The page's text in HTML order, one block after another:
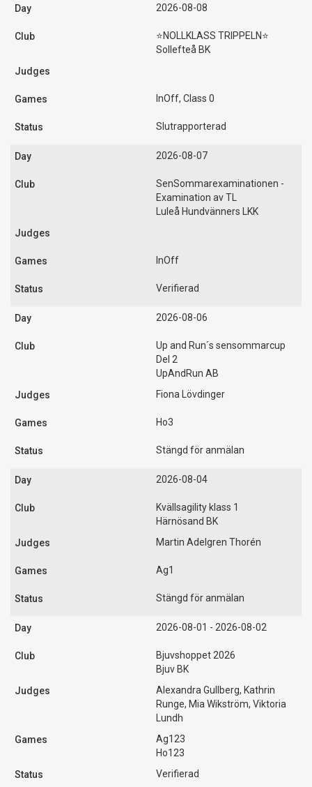
2026-08-08
⭐️NOLLKLASS TRIPPELN⭐️
Sollefteå BK
InOff, Class 0
Slutrapporterad
2026-08-07
SenSommarexaminationen -
Examination av TL
Luleå Hundvänners LKK
InOff
Verifierad
2026-08-06
Up and Run´s sensommarcup
Del 2
UpAndRun AB
Fiona Lövdinger
Ho3
Stängd för anmälan
2026-08-04
Kvällsagility klass 1
Härnösand BK
Martin Adelgren Thorén
Ag1
Stängd för anmälan
2026-08-01 - 2026-08-02
Bjuvshoppet 2026
Bjuv BK
Alexandra Gullberg, Kathrin
Runge, Mia Wikström, Viktoria
Lundh
Ag123
Ho123
Verifierad